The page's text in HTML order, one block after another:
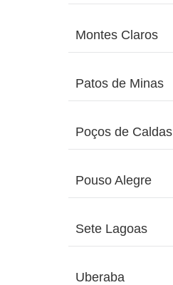
Montes Claros
Patos de Minas
Poços de Caldas
Pouso Alegre
Sete Lagoas
Uberaba